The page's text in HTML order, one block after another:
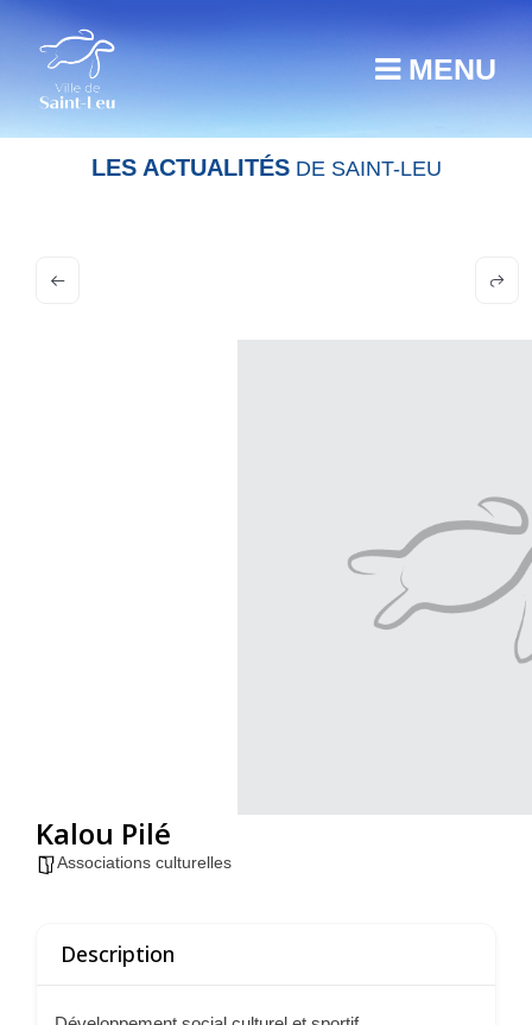
MENU
LES ACTUALITÉSDE SAINT-LEU
Kalou Pilé
Associations culturelles
Description